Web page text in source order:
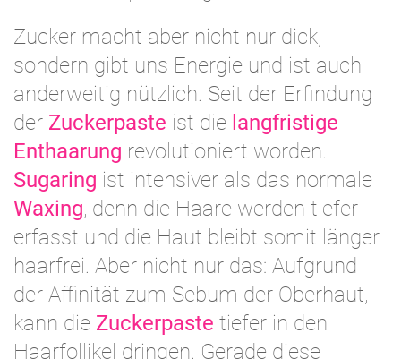
Zucker macht aber nicht nur dick,
sondern gibt uns Energie und ist auch
anderweitig nützlich. Seit der Erfindung
der Zuckerpaste ist die langfristige
Enthaarung revolutioniert worden.
Sugaring ist intensiver als das normale
Waxing, denn die Haare werden tiefer
erfasst und die Haut bleibt somit länger
haarfrei. Aber nicht nur das: Aufgrund
der Affinität zum Sebum der Oberhaut,
kann die Zuckerpaste tiefer in den
Haarfollikel dringen. Gerade diese